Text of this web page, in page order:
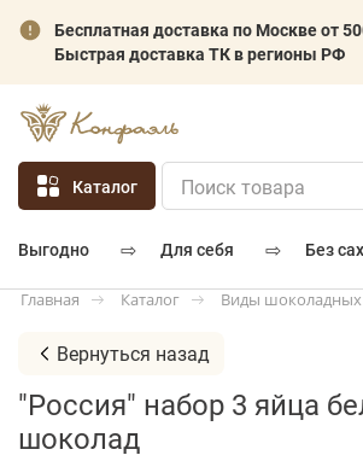
Бесплатная доставка по Москве от
Быстрая доставка ТК в регионы РФ
Каталог
выгодно ⇨ для себя ⇨ без
Главная Каталог Виды
Вернуться назад
"Россия" набор 3 яйца
шоколад